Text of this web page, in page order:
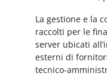
La gestione e la
raccolti per le
server ubicati
esterni di
tecnico-